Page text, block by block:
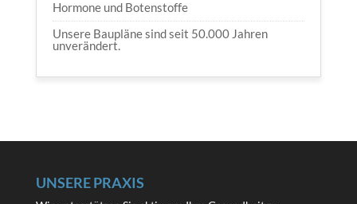
Hormone und Botenstoffe
Unsere Baupläne sind seit 50.000 Jahren
unverändert.
UNSERE PRAXIS